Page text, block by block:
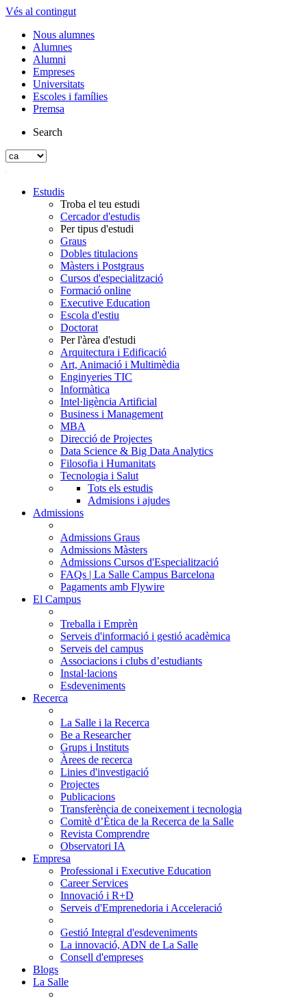
Vés al contingut
Nous alumnes
Alumnes
Alumni
Empreses
Universitats
Escoles i famílies
Premsa
Search
Estudis
Troba el teu estudi
Cercador d'estudis
Per tipus d'estudi
Graus
Dobles titulacions
Màsters i Postgraus
Cursos d'especialització
Formació online
Executive Education
Escola d'estiu
Doctorat
Per l'àrea d'estudi
Arquitectura i Edificació
Art, Animació i Multimèdia
Enginyeries TIC
Informàtica
Intel·ligència Artificial
Business i Management
MBA
Direcció de Projectes
Data Science & Big Data Analytics
Filosofia i Humanitats
Tecnologia i Salut
Tots els estudis
Admisions i ajudes
Admissions
Admissions Graus
Admissions Màsters
Admissions Cursos d'Especialització
FAQs | La Salle Campus Barcelona
Pagaments amb Flywire
El Campus
Treballa i Emprèn
Serveis d'informació i gestió acadèmica
Serveis del campus
Associacions i clubs d’estudiants
Instal·lacions
Esdeveniments
Recerca
La Salle i la Recerca
Be a Researcher
Grups i Instituts
Àrees de recerca
Linies d'investigació
Projectes
Publicacions
Transferència de coneixement i tecnologia
Comitè d’Ètica de la Recerca de la Salle
Revista Comprendre
Observatori IA
Empresa
Professional i Executive Education
Career Services
Innovació i R+D
Serveis d'Emprenedoria i Acceleració
Gestió Integral d'esdeveniments
La innovació, ADN de La Salle
Consell d'empreses
Blogs
La Salle